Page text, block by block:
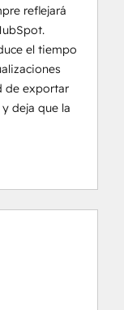
reflejará
el tiempo
de exportar
deja que la